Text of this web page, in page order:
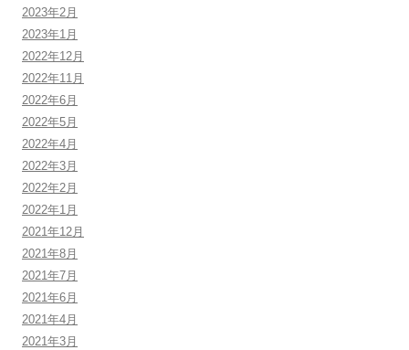
2023年2月
2023年1月
2022年12月
2022年11月
2022年6月
2022年5月
2022年4月
2022年3月
2022年2月
2022年1月
2021年12月
2021年8月
2021年7月
2021年6月
2021年4月
2021年3月